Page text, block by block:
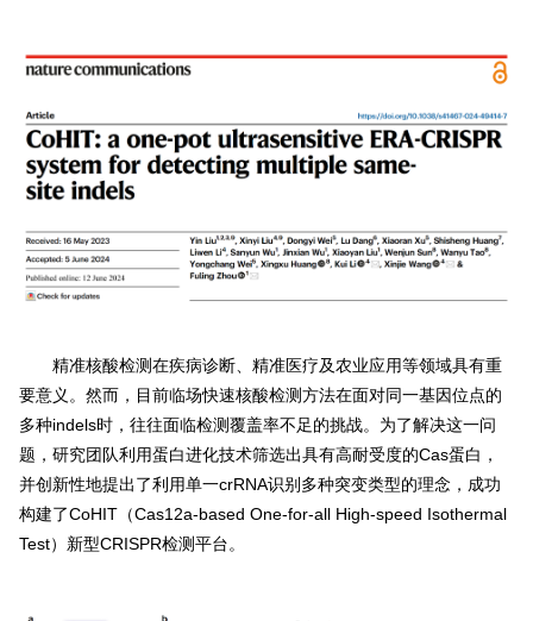
精准核酸检测在疾病诊断、精准医疗及农业应用等领域具有重
要意义。然而，目前临场快速核酸检测方法在面对同一基因位点的
多种indels时，往往面临检测覆盖率不足的挑战。为了解决这一问
题，研究团队利用蛋白进化技术筛选出具有高耐受度的Cas蛋白，
并创新性地提出了利用单一crRNA识别多种突变类型的理念，成功
构建了CoHIT（Cas12a-based One-for-all High-speed Isothermal
Test）新型CRISPR检测平台。